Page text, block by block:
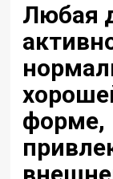
Любая
форме,